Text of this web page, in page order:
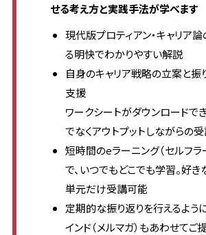
せる考え方と実践手法が学べます
現代版プロティアン・キャリア
る明快でわかりやすい解説
自身のキャリア戦略の立案と振
支援
ワークシートがダウンロードで
でなくアウトプットしながらの
短時間のeラーニング（セルフラ
で、いつでもどこでも学習。好
単元だけ受講可能
定期的な振り返りを行えるよう
インド（メルマガ）もあわせてご